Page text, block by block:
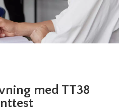
med TT38